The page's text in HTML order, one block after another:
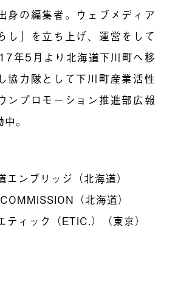
身の編集者。ウェブメディア
し」を立ち上げ、運営をして
年5月より北海道下川町へ移
協力隊として下川町産業活性
ンプロモーション推進部広報
。
エンブリッジ（北海道）
（北海道）
ティック（ETIC.）（東京）